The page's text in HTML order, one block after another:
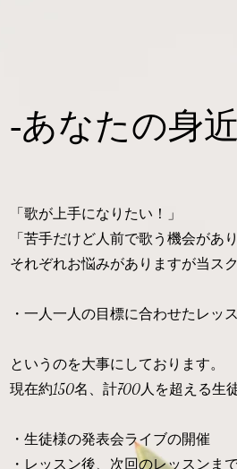
-​あなたの身
​「歌が上手になりたい！」
「苦手だけど人前で歌う機会があ
それぞれお悩みがありますが当スク
・一人一人の目標に合わせたレッ
​というのを大事にしております。
現在約150名、計700人を超える生
​・生徒様の発表会ライブの開催
・レッスン後、次回のレッスンま